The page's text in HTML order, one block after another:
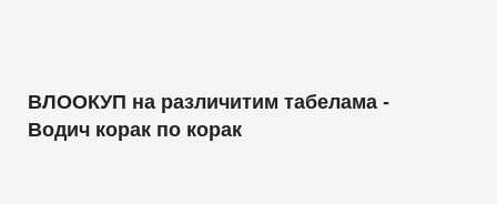
ВЛООКУП на различитим табелама -
Водич корак по корак